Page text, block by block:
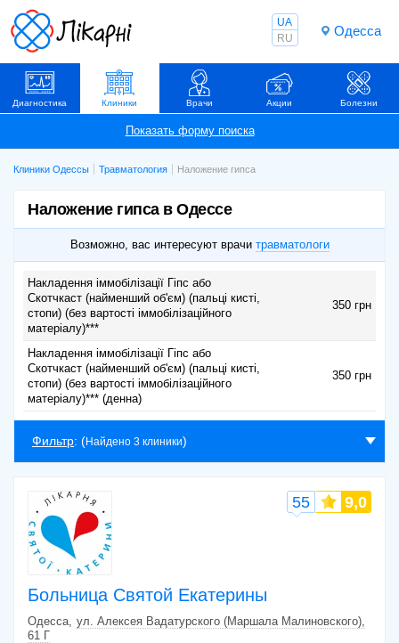
Одесса
UA
RU
Диагностика Клиники Врачи Акции Болезни
Клиники Одессы Травматология Наложение гипса
Наложение гипса в Одессе
Возможно, вас интересуют врачи травматологи
Накладення іммобілізації Гіпс або
Скотчкаст (найменший об'єм) (пальці кисті,
стопи) (без вартості іммобілізаційного
матеріалу)***
350 грн
Накладення іммобілізації Гіпс або
Скотчкаст (найменший об'єм) (пальці кисті,
стопи) (без вартості іммобілізаційного
матеріалу)*** (денна)
350 грн
Фильтр: (Найдено 3 клиники)
Больница Святой Екатерины
55 9,0
Одесса ул. Алексея Вадатурского (Маршала Малиновского),
61 Г